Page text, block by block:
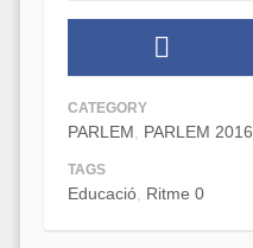
CATEGORY
PARLEM PARLEM 2016
TAGS
Educació Ritme 0